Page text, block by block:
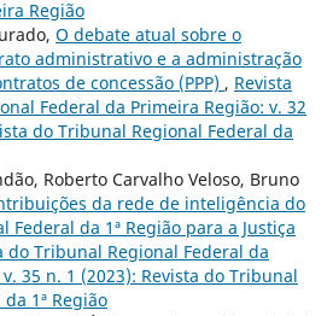
Região
O debate atual sobre o
administrativo e a administração
de concessão (PPP) , Revista
Federal da Primeira Região: v. 32
do Tribunal Regional Federal da
Roberto Carvalho Veloso, Bruno
da rede de inteligência do
Federal da 1ª Região para a Justiça
do Tribunal Regional Federal da
35 n. 1 (2023): Revista do Tribunal
1ª Região